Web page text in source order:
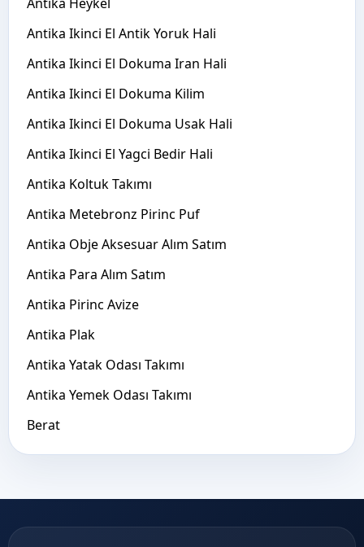
Antika Ikinci El Antik Yoruk Hali
Antika Ikinci El Dokuma Iran Hali
Antika Ikinci El Dokuma Kilim
Antika Ikinci El Dokuma Usak Hali
Antika Ikinci El Yagci Bedir Hali
Antika Koltuk Takımı
Antika Metebronz Pirinc Puf
Antika Obje Aksesuar Alım Satım
Antika Para Alım Satım
Antika Pirinc Avize
Antika Plak
Antika Yatak Odası Takımı
Antika Yemek Odası Takımı
Berat